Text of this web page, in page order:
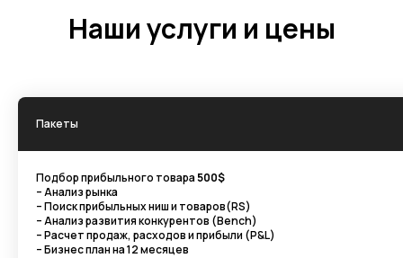
Наши услуги и цены
Пакеты
Подбор прибыльного товара500$
– Анализ рынка
– Поиск прибыльных ниш и товаров(RS)
– Анализ развития конкурентов (Bench)
– Расчет продаж, расходов и прибыли (P&L)
– Бизнес план на 12 месяцев